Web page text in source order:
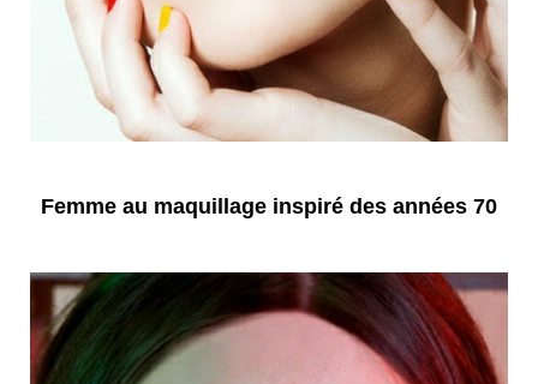
Femme au maquillage inspiré des années 70